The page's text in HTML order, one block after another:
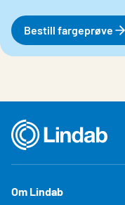
Bestill fargeprøve
Om Lindab